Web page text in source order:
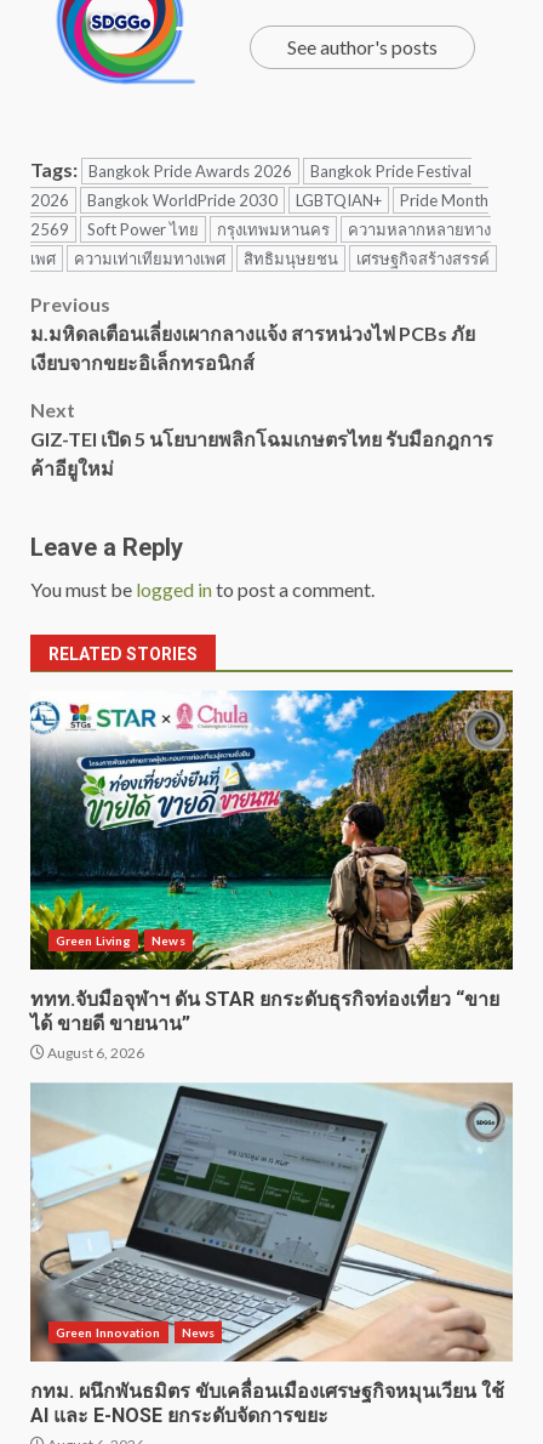
See author's posts
Tags: Bangkok Pride Awards 2026
Bangkok Pride Festival
2026
Bangkok WorldPride 2030 LGBTQIAN+
Pride Month
2569
Soft Power ไทย กรุงเทพมหานคร
ความหลากหลายทาง
เพศ
ความเท่าเทียมทางเพศ สิทธิมนุษยชน เศรษฐกิจสร้างสรรค์
Post
navigation
Previous
ม.มหิดลเตือนเลี่ยงเผากลางแจ้ง สารหน่วงไฟ PCBs ภัย
เงียบจากขยะอิเล็กทรอนิกส์
Next
GIZ-TEI เปิด 5 นโยบายพลิกโฉมเกษตรไทย รับมือกฎการ
ค้าอียูใหม่
Leave a Reply
You must be logged into post a comment.
RELATED STORIES
Green Living News
ททท.จับมือจุฬาฯ ดัน STAR ยกระดับธุรกิจท่องเที่ยว “ขาย
ได้ ขายดี ขายนาน”
August 6, 2026
Green Innovation News
กทม. ผนึกพันธมิตร ขับเคลื่อนเมืองเศรษฐกิจหมุนเวียน ใช้
AI และ E-NOSE ยกระดับจัดการขยะ